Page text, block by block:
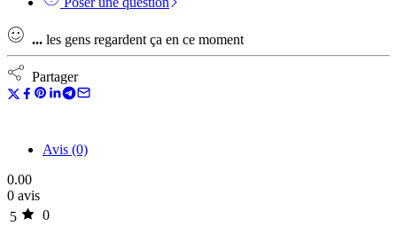
... les gens regardent ça en ce moment
Partager
Avis (0)
0.00
0 avis
5
0